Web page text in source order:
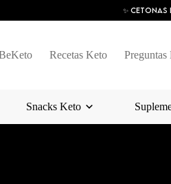
✨ Cetonas
Recetas Keto
Snacks Keto